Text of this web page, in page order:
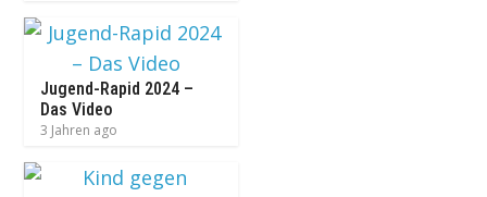
Jugend-Rapid 2024 –
Das Video
3 Jahren ago